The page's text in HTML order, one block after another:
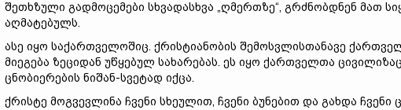
შეთხზული გადმოცემები სხვადასხვა „ღმერთზე“, გრძნობდნენ მათ
აღმატებულს.
ასე იყო საქართველოშიც. ქრისტიანობის შემოსვლისთანავე
მიეგება ზეციდან უწყებულ სახარებას. ეს იყო ქართველთა
ცნობიერების ნიშან-სვეტად იქცა.
ქრისტე მოგვევლინა ჩვენი სხეულით, ჩვენი ბუნებით და გახდა